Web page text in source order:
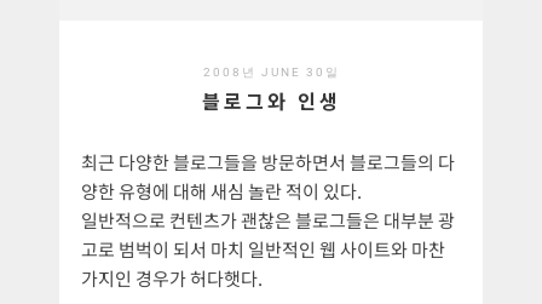
2008년 JUNE 30일
블로그와 인생
최근 다양한 블로그들을 방문하면서 블로그들의 다
양한 유형에 대해 새심 놀란 적이 있다.
일반적으로 컨텐츠가 괜찮은 블로그들은 대부분 광
고로 범벅이 되서 마치 일반적인 웹 사이트와 마찬
가지인 경우가 허다햇다.